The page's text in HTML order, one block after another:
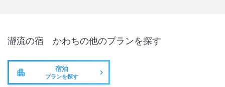
瀞流の宿 かわちの他のプランを探す
宿泊
プランを探す